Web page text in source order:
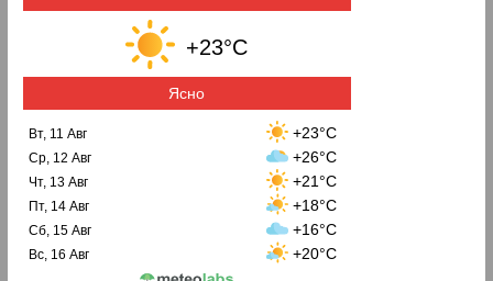
+23°C
Ясно
Вт, 11 Авг +23°C
Ср, 12 Авг +26°C
Чт, 13 Авг +21°C
Пт, 14 Авг +18°C
Сб, 15 Авг +16°C
Вс, 16 Авг +20°C